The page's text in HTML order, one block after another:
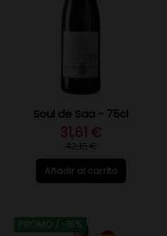
Soul de Saa - 75cl
31,61 €
42,15 €
Añadir al carrito
PROMO / -15%